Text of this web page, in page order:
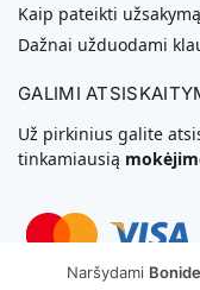
Kaip pateikti užsakymą
Dažnai užduodami
GALIMI
Už pirkinius galite
tinkamiausią
Naršydami